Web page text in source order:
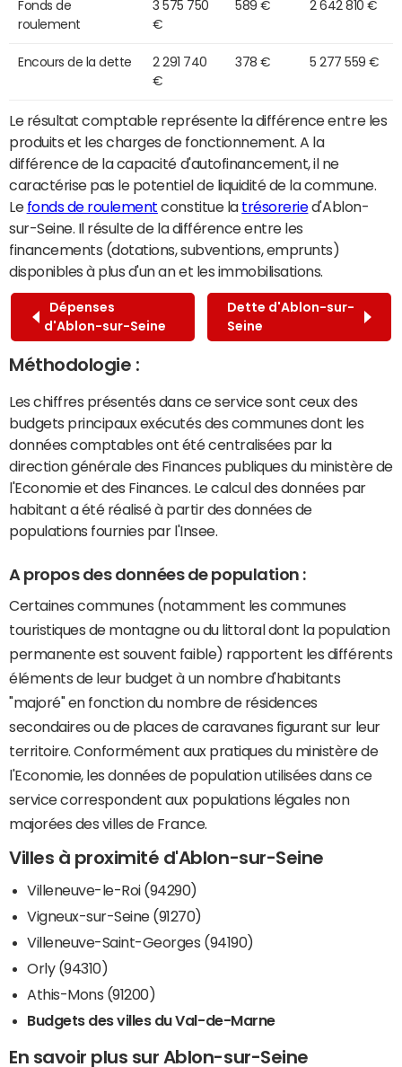
Fonds de
roulement
3 575 750
€
589 € 2 642 810 €
Encours de la dette
2 291 740
€
378 € 5 277 559 €
Le résultat comptable représente la différence entre les
produits et les charges de fonctionnement. A la
différence de la capacité d'autofinancement, il ne
caractérise pas le potentiel de liquidité de la commune.
Le fonds de roulement constitue la trésoreried'Ablon-
sur-Seine. Il résulte de la différence entre les
financements (dotations, subventions, emprunts)
disponibles à plus d'un an et les immobilisations.
Dépenses
d'Ablon-sur-Seine
Dette d'Ablon-sur-
Seine
Méthodologie :
Les chiffres présentés dans ce service sont ceux des
budgets principaux exécutés des communes dont les
données comptables ont été centralisées par la
direction générale des Finances publiques du ministère de
l'Economie et des Finances. Le calcul des données par
habitant a été réalisé à partir des données de
populations fournies par l'Insee.
A propos des données de population :
Certaines communes (notamment les communes
touristiques de montagne ou du littoral dont la population
permanente est souvent faible) rapportent les différents
éléments de leur budget à un nombre d'habitants
"majoré" en fonction du nombre de résidences
secondaires ou de places de caravanes figurant sur leur
territoire. Conformément aux pratiques du ministère de
l'Economie, les données de population utilisées dans ce
service correspondent aux populations légales non
majorées des villes de France.
Villes à proximité d'Ablon-sur-Seine
Villeneuve-le-Roi (94290)
Vigneux-sur-Seine (91270)
Villeneuve-Saint-Georges (94190)
Orly (94310)
Athis-Mons (91200)
Budgets des villes du Val-de-Marne
En savoir plus sur Ablon-sur-Seine